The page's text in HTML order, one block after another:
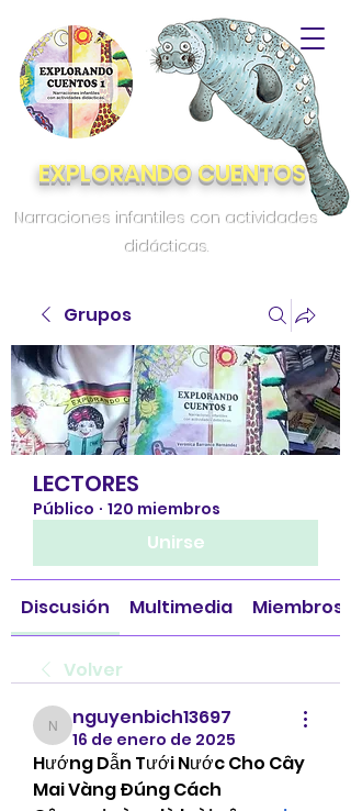
EXPLORANDO CUENTOS
Narraciones infantiles con actividades
didácticas.
Grupos
LECTORES
Público · 120 miembros
Unirse
Discusión Multimedia Miembros
Volver
nguyenbich13697
nguyenbich13697
16 de enero de 2025
Hướng Dẫn Tưới Nước Cho Cây
Mai Vàng Đúng Cách